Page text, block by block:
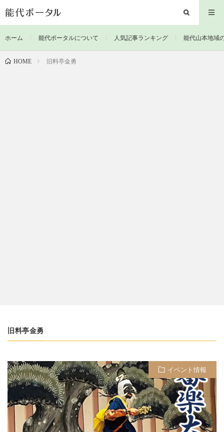
ホーム 能代ポータルについて 人気記事ランキング 能代山本地域
HOME 旧料亭金勇
旧料亭金勇
イベント情報